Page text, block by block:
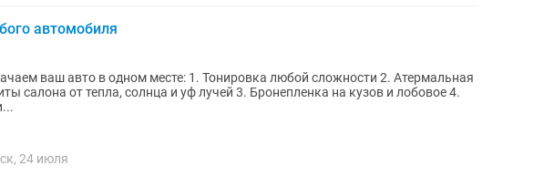
автомобиля
месте: 1. Тонировка любой сложности 2. Атермальная
салона от тепла, солнца и уф лучей 3. Бронепленка на кузов и лобовое 4.
24 июля